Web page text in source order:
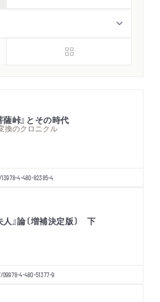
薩峠』とその時代
換のクロニクル
978-4-480-82385-4
人』論〔増補決定版〕 下
09978-4-480-51377-9